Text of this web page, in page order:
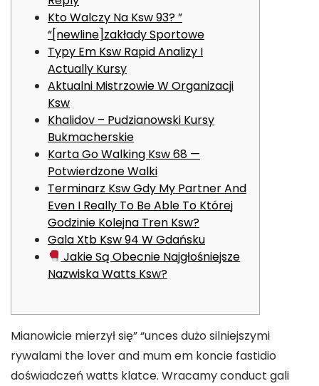
Kto Walczy Na Ksw 93? ”
“[newline]zakłady Sportowe
Typy Em Ksw Rapid Analizy I
Actually Kursy
Aktualni Mistrzowie W Organizacji
Ksw
Khalidov – Pudzianowski Kursy
Bukmacherskie
Karta Go Walking Ksw 68 —
Potwierdzone Walki
Terminarz Ksw Gdy My Partner And
Even I Really To Be Able To Której
Godzinie Kolejna Tren Ksw?
Gala Xtb Ksw 94 W Gdańsku
Jakie Są Obecnie Najgłośniejsze
Nazwiska Watts Ksw?
Mianowicie mierzył się” “unces dużo silniejszymi
rywalami the lover and mum em koncie fastidio
doświadczeń watts klatce. Wracamy conduct gali